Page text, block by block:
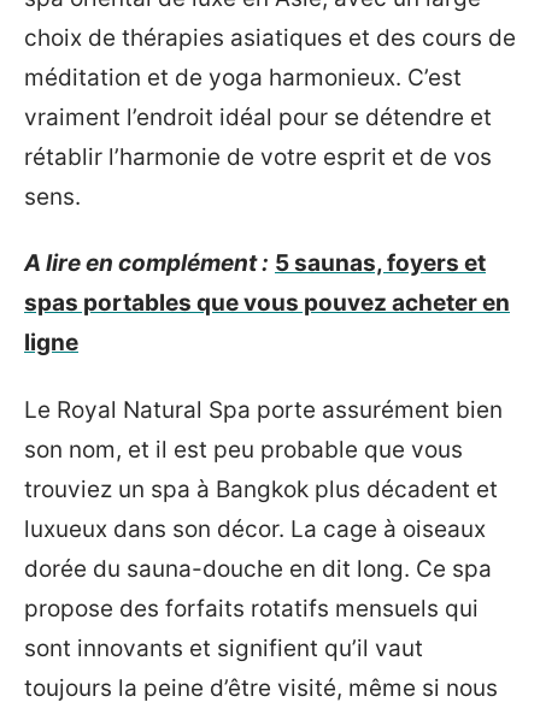
choix de thérapies asiatiques et des cours de
méditation et de yoga harmonieux. C’est
vraiment l’endroit idéal pour se détendre et
rétablir l’harmonie de votre esprit et de vos
sens.
A lire en complément : 5 saunas, foyers et
spas portables que vous pouvez acheter en
ligne
Le Royal Natural Spa porte assurément bien
son nom, et il est peu probable que vous
trouviez un spa à Bangkok plus décadent et
luxueux dans son décor. La cage à oiseaux
dorée du sauna-douche en dit long. Ce spa
propose des forfaits rotatifs mensuels qui
sont innovants et signifient qu’il vaut
toujours la peine d’être visité, même si nous